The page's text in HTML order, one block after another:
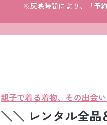
※反映時間により、「予
親子で着る着物、その出会
＼＼ レンタル全品